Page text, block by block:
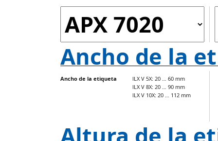
Ancho de la
Ancho de la etiqueta
ILX V 5X: 20 … 60 mm
ILX V 8X: 20 … 90 mm
ILX V 10X: 20 … 112 mm